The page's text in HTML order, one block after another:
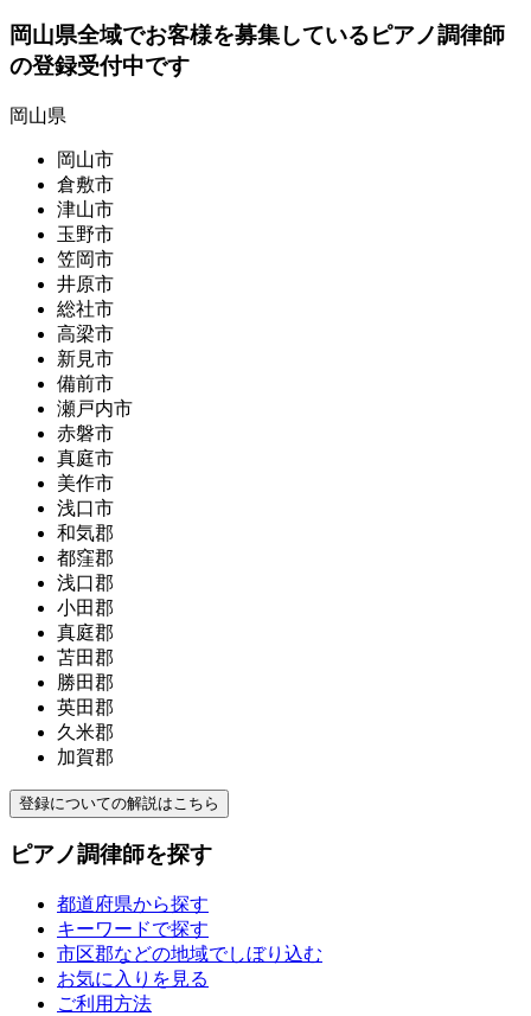
岡山県全域でお客様を募集しているピアノ調律師
の登録受付中です
岡山県
岡山市
倉敷市
津山市
玉野市
笠岡市
井原市
総社市
高梁市
新見市
備前市
瀬戸内市
赤磐市
真庭市
美作市
浅口市
和気郡
都窪郡
浅口郡
小田郡
真庭郡
苫田郡
勝田郡
英田郡
久米郡
加賀郡
登録についての解説はこちら
ピアノ調律師を探す
都道府県から探す
キーワードで探す
市区郡などの地域でしぼり込む
お気に入りを見る
ご利用方法